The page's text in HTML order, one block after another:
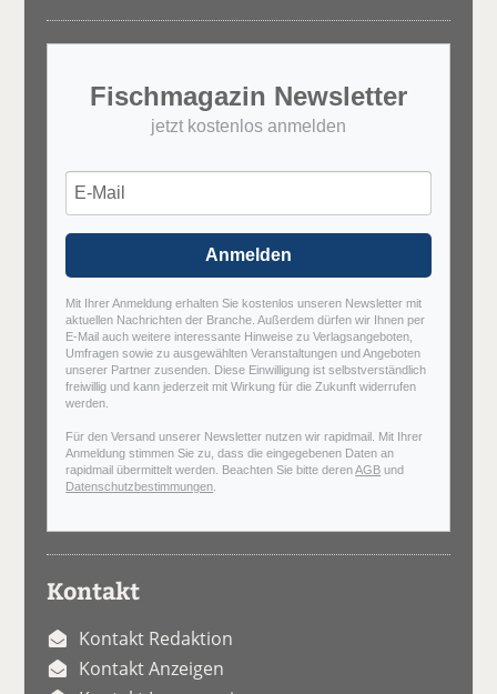
Fischmagazin Newsletter
jetzt kostenlos anmelden
Anmelden
Mit Ihrer Anmeldung erhalten Sie kostenlos unseren Newsletter mit
aktuellen Nachrichten der Branche. Außerdem dürfen wir Ihnen per
E-Mail auch weitere interessante Hinweise zu Verlagsangeboten,
Umfragen sowie zu ausgewählten Veranstaltungen und Angeboten
unserer Partner zusenden. Diese Einwilligung ist selbstverständlich
freiwillig und kann jederzeit mit Wirkung für die Zukunft widerrufen
werden.
Für den Versand unserer Newsletter nutzen wir rapidmail. Mit Ihrer
Anmeldung stimmen Sie zu, dass die eingegebenen Daten an
rapidmail übermittelt werden. Beachten Sie bitte derenAGB und
Datenschutzbestimmungen
Kontakt
Kontakt Redaktion
Kontakt Anzeigen